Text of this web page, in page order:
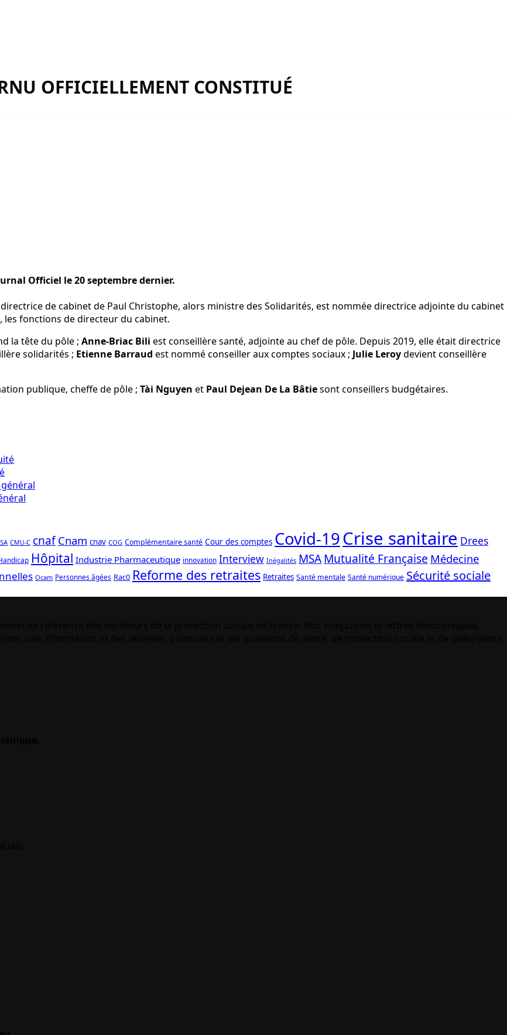
OFFICIELLEMENT CONSTITUÉ
Officiel le 20 septembre dernier.
de cabinet de Paul Christophe, alors ministre des Solidarités, est nommée directrice adjointe du cabinet
les fonctions de directeur du cabinet.
la tête du pôle ; Anne-Briac Bili est conseillère santé, adjointe au chef de pôle. Depuis 2019, elle était directrice
solidarités ; Etienne Barraud est nommé conseiller aux comptes sociaux ; Julie Leroydevient conseillère
publique, cheffe de pôle ; Tài Nguyen et Paul Dejean De La Bâtiesont conseillers budgétaires.
CMU-C cnaf Cnam cnav COG Complémentaire santé Cour des comptes Covid-19Crise sanitaire Drees
Hôpital Industrie Pharmaceutique innovation Interview Inégalités MSAMutualité Française Médecine
Ocam Personnes âgées Rac0 Reforme des retraites Retraites Santé mentale Santé numérique Sécurité sociale